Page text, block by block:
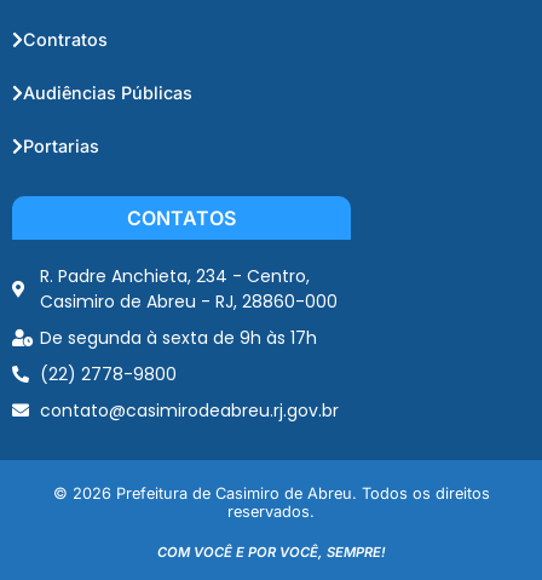
Contratos
Audiências Públicas
Portarias
CONTATOS
R. Padre Anchieta, 234 - Centro,
Casimiro de Abreu - RJ, 28860-000
De segunda à sexta de 9h às 17h
(22) 2778-9800
contato@casimirodeabreu.rj.gov.br
© 2026 Prefeitura de Casimiro de Abreu. Todos os direitos
reservados.
COM VOCÊ E POR VOCÊ, SEMPRE!